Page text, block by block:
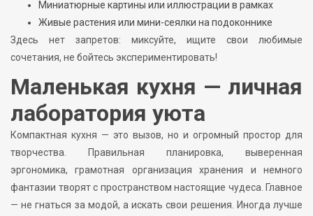
Миниатюрные картины или иллюстрации в рамках
Живые растения или мини-сеялки на подоконнике
Здесь нет запретов: миксуйте, ищите свои любимые
сочетания, не бойтесь экспериментировать!
Маленькая кухня — личная
лаборатория уюта
Компактная кухня — это вызов, но и огромный простор для
творчества. Правильная планировка, выверенная
эргономика, грамотная организация хранения и немного
фантазии творят с пространством настоящие чудеса. Главное
— не гнаться за модой, а искать свои решения. Иногда лучше